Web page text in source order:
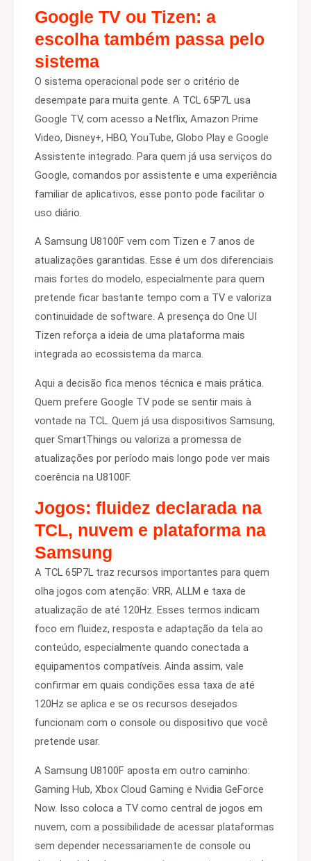
Google TV ou Tizen: a
escolha também passa pelo
sistema
O sistema operacional pode ser o critério de
desempate para muita gente. A TCL 65P7L usa
Google TV, com acesso a Netflix, Amazon Prime
Video, Disney+, HBO, YouTube, Globo Play e Google
Assistente integrado. Para quem já usa serviços do
Google, comandos por assistente e uma experiência
familiar de aplicativos, esse ponto pode facilitar o
uso diário.
A Samsung U8100F vem com Tizen e 7 anos de
atualizações garantidas. Esse é um dos diferenciais
mais fortes do modelo, especialmente para quem
pretende ficar bastante tempo com a TV e valoriza
continuidade de software. A presença do One UI
Tizen reforça a ideia de uma plataforma mais
integrada ao ecossistema da marca.
Aqui a decisão fica menos técnica e mais prática.
Quem prefere Google TV pode se sentir mais à
vontade na TCL. Quem já usa dispositivos Samsung,
quer SmartThings ou valoriza a promessa de
atualizações por período mais longo pode ver mais
coerência na U8100F.
Jogos: fluidez declarada na
TCL, nuvem e plataforma na
Samsung
A TCL 65P7L traz recursos importantes para quem
olha jogos com atenção: VRR, ALLM e taxa de
atualização de até 120Hz. Esses termos indicam
foco em fluidez, resposta e adaptação da tela ao
conteúdo, especialmente quando conectada a
equipamentos compatíveis. Ainda assim, vale
confirmar em quais condições essa taxa de até
120Hz se aplica e se os recursos desejados
funcionam com o console ou dispositivo que você
pretende usar.
A Samsung U8100F aposta em outro caminho:
Gaming Hub, Xbox Cloud Gaming e Nvidia GeForce
Now. Isso coloca a TV como central de jogos em
nuvem, com a possibilidade de acessar plataformas
sem depender necessariamente de console ou